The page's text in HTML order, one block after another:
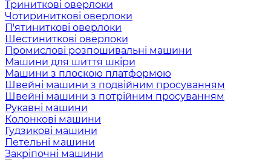
Триниткові оверлоки
Чотириниткові оверлоки
П'ятиниткові оверлоки
Шестиниткові оверлоки
Промислові розпошивальні машини
Машини для шиття шкіри
Машини з плоскою платформою
Швейні машини з подвійним просуванням
Швейні машини з потрійним просуванням
Рукавні машини
Колонкові машини
Гудзикові машини
Петельні машини
Закріпочні машини